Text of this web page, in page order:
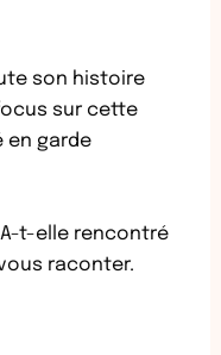
son histoire
sur cette
en garde
A-t-elle rencontré
raconter.